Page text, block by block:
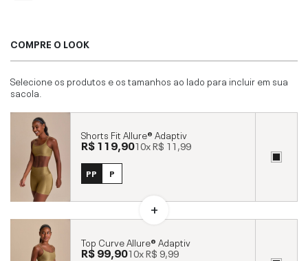
COMPRE O LOOK
Selecione os produtos e os tamanhos ao lado para incluir em sua
sacola.
Shorts Fit Allure® Adaptiv
R$ 119,9010xR$ 11,99
PP P
Top Curve Allure® Adaptiv
R$ 99,9010xR$ 9,99